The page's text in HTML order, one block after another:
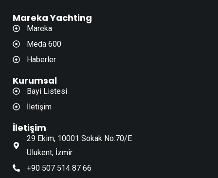
Mareka Yachting
Mareka
Meda 600
Haberler
Kurumsal
Bayi Listesi
İletişim
İletişim
29 Ekim, 10001 Sokak No:70/E
Ulukent, İzmir
+90 507 514 87 66